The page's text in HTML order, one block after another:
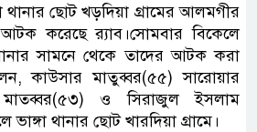
থানার ছোট খড়দিয়া গ্রামের আলমগীর
করেছে র‌্যাব।সোমবার বিকেলে
সামনে থেকে তাদের আটক করা
কাউসার মাতুব্বর(৫৫) সারোয়ার
ও সিরাজুল ইসলাম
থানার ছোট খারদিয়া গ্রামে।